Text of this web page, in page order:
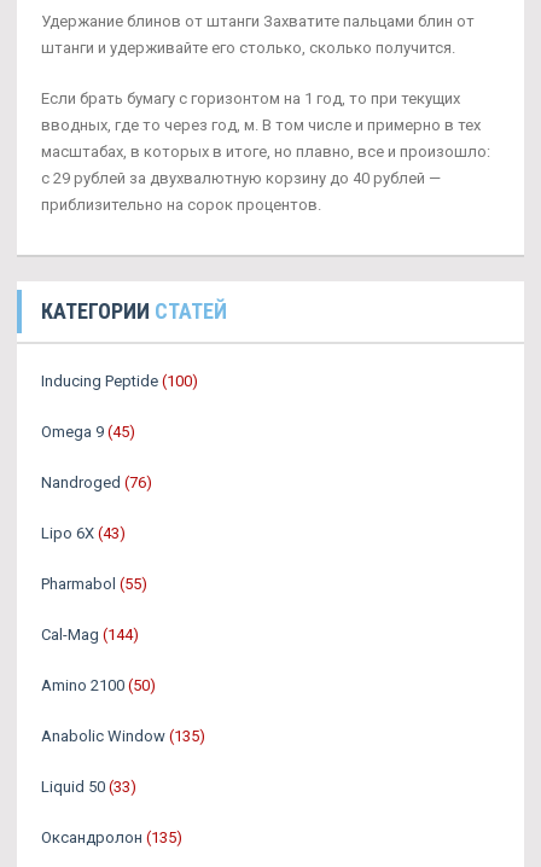
Удержание блинов от штанги Захватите пальцами блин от
штанги и удерживайте его столько, сколько получится.
Если брать бумагу с горизонтом на 1 год, то при текущих
вводных, где то через год, м. В том числе и примерно в тех
масштабах, в которых в итоге, но плавно, все и произошло:
с 29 рублей за двухвалютную корзину до 40 рублей —
приблизительно на сорок процентов.
КАТЕГОРИИ СТАТЕЙ
Inducing Peptide (100)
Omega 9 (45)
Nandroged (76)
Lipo 6X (43)
Pharmabol (55)
Cal-Mag (144)
Amino 2100 (50)
Anabolic Window (135)
Liquid 50 (33)
Оксандролон (135)